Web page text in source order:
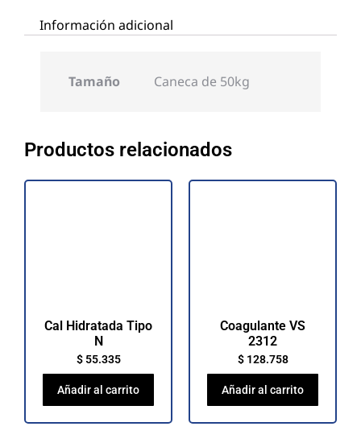
Información adicional
Tamaño Caneca de 50kg
Productos relacionados
Cal Hidratada Tipo
N
$55.335
Añadir al carrito
Coagulante VS
2312
$128.758
Añadir al carrito